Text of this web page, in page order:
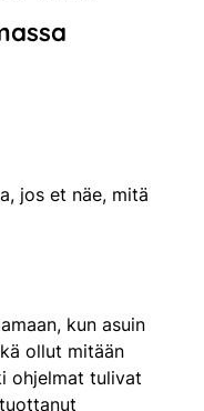
jos et näe, mitä
kun asuin
ollut mitään
ohjelmat tulivat